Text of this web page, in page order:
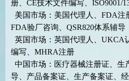
册、CE技术文件编写、ISO9001/
美国市场：美国代理人、FDA注
FDA验厂咨询、QSR820体系辅导
英国市场：英国代理人、UKCA
编写、MHRA注册
中国市场：医疗器械注册证、生
导、产品备案证、生产备案证、